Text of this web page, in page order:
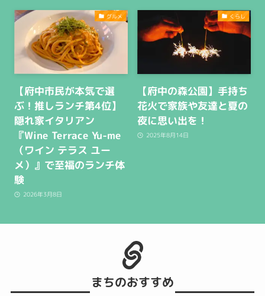
グルメ
【府中市民が本気で選
ぶ！推しランチ第4位】
隠れ家イタリアン
『Wine Terrace Yu-me
（ワイン テラス ユー
メ）』で至福のランチ体
験
2026年3月8日
くらし
【府中の森公園】手持ち
花火で家族や友達と夏の
夜に思い出を！
2025年8月14日
まちのおすすめ